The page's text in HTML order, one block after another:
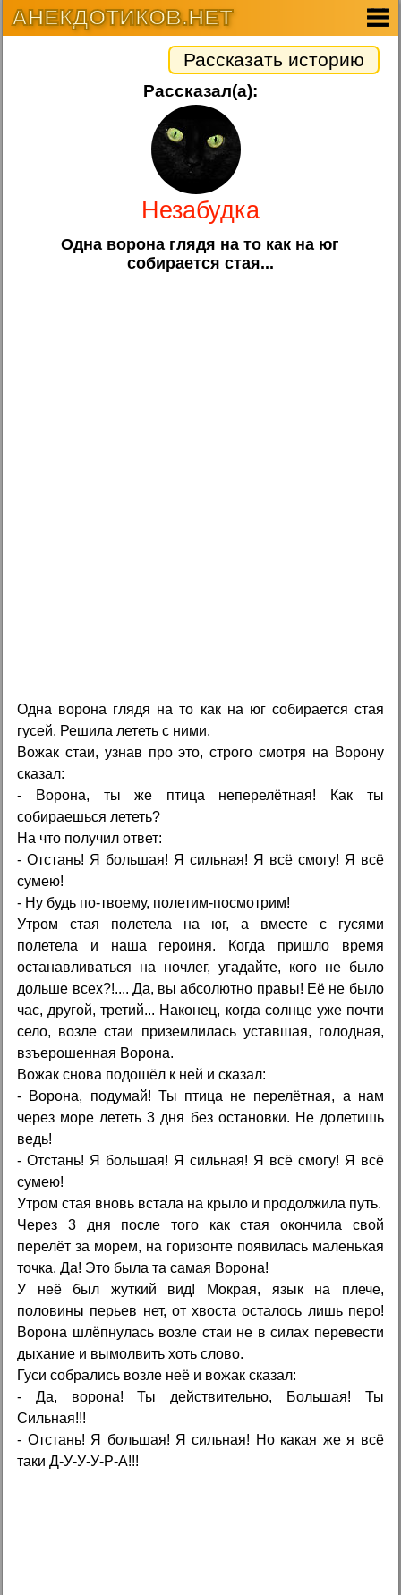
АНЕКДОТИКОВ.НЕТ
Рассказать историю
Рассказал(а):
Незабудка
Одна ворона глядя на то как на юг
собирается стая...
Одна ворона глядя на то как на юг собирается стая
гусей. Решила лететь с ними.
Вожак стаи, узнав про это, строго смотря на Ворону
сказал:
- Ворона, ты же птица неперелётная! Как ты
собираешься лететь?
На что получил ответ:
- Отстань! Я большая! Я сильная! Я всё смогу! Я всё
сумею!
- Ну будь по-твоему, полетим-посмотрим!
Утром стая полетела на юг, а вместе с гусями
полетела и наша героиня. Когда пришло время
останавливаться на ночлег, угадайте, кого не было
дольше всех?!.... Да, вы абсолютно правы! Её не было
час, другой, третий... Наконец, когда солнце уже почти
село, возле стаи приземлилась уставшая, голодная,
взъерошенная Ворона.
Вожак снова подошёл к ней и сказал:
- Ворона, подумай! Ты птица не перелётная, а нам
через море лететь 3 дня без остановки. Не долетишь
ведь!
- Отстань! Я большая! Я сильная! Я всё смогу! Я всё
сумею!
Утром стая вновь встала на крыло и продолжила путь.
Через 3 дня после того как стая окончила свой
перелёт за морем, на горизонте появилась маленькая
точка. Да! Это была та самая Ворона!
У неё был жуткий вид! Мокрая, язык на плече,
половины перьев нет, от хвоста осталось лишь перо!
Ворона шлёпнулась возле стаи не в силах перевести
дыхание и вымолвить хоть слово.
Гуси собрались возле неё и вожак сказал:
- Да, ворона! Ты действительно, Большая! Ты
Сильная!!!
- Отстань! Я большая! Я сильная! Но какая же я всё
таки Д-У-У-У-Р-А!!!